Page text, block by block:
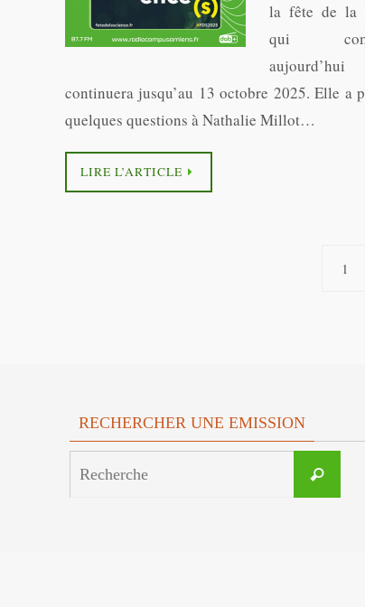
la fête de la
qui
continuera jusqu’au 13 octobre 2025. Elle a
quelques questions à Nathalie Millot…
LIRE L’ARTICLE
1
RECHERCHER UNE EMISSION
Recherche